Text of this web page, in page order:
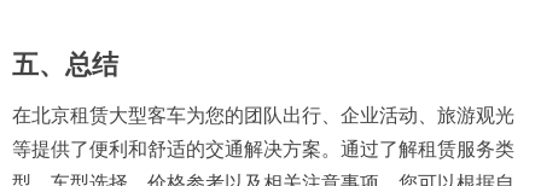
五、总结
在北京租赁大型客车为您的团队出行、企业活动、旅游观光
等提供了便利和舒适的交通解决方案。​通过了解租赁服务类